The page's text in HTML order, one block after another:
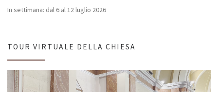
In settimana: dal 6 al 12 luglio 2026
TOUR VIRTUALE DELLA CHIESA
Video
Player